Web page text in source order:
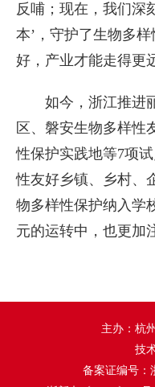
反哺；现在，我们深
本’，守护了生物多
好，产业才能走得更
如今，浙江推进
区、磐安生物多样性
性保护实践地等7项
性友好乡镇、乡村、
物多样性保护纳入学
元的运转中，也更加
主办：杭
技
备案证编号：